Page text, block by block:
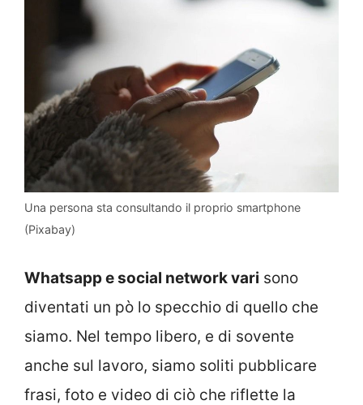
Una persona sta consultando il proprio smartphone
(Pixabay)
Whatsapp e social network vari sono
diventati un pò lo specchio di quello che
siamo. Nel tempo libero, e di sovente
anche sul lavoro, siamo soliti pubblicare
frasi, foto e video di ciò che riflette la